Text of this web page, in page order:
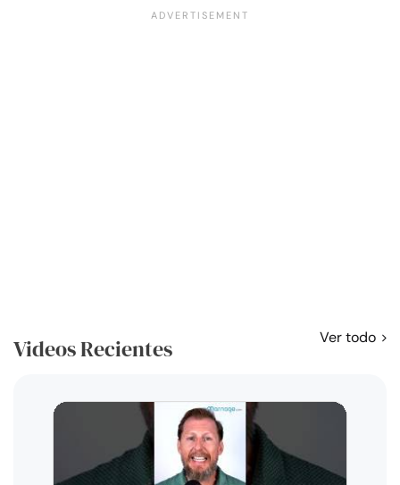
Videos Recientes Ver todo